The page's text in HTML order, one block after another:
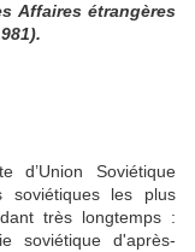
Affaires étrangères
d’Union Soviétique
soviétiques les plus
très longtemps :
soviétique d'après-